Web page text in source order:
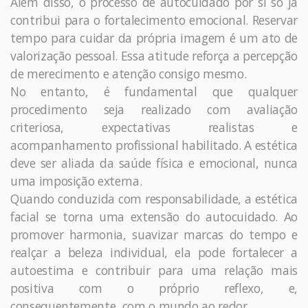
contribui para o fortalecimento emocional. Reservar
tempo para cuidar da própria imagem é um ato de
valorização pessoal. Essa atitude reforça a percepção
de merecimento e atenção consigo mesmo.
No entanto, é fundamental que qualquer
procedimento seja realizado com avaliação
criteriosa, expectativas realistas e
acompanhamento profissional habilitado. A estética
deve ser aliada da saúde física e emocional, nunca
uma imposição externa.
Quando conduzida com responsabilidade, a estética
facial se torna uma extensão do autocuidado. Ao
promover harmonia, suavizar marcas do tempo e
realçar a beleza individual, ela pode fortalecer a
autoestima e contribuir para uma relação mais
positiva com o próprio reflexo, e,